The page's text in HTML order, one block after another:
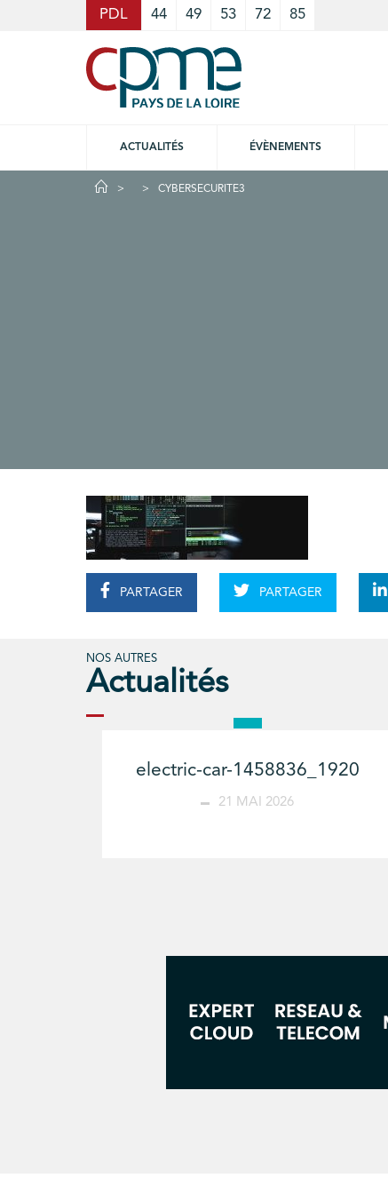
PDL 44 49 53 72 85
ACTUALITÉS ÉVÈNEMENTS
CYBERSECURITE3
PARTAGER PARTAGER
NOS AUTRES
Actualités
electric-car-1458836_1920
21 MAI 2026
Cookies management panel